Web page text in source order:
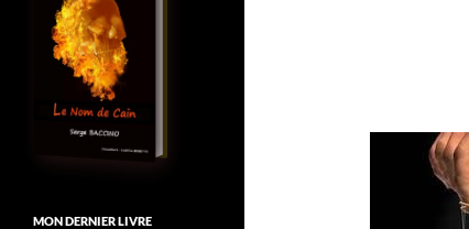
MON DERNIER LIVRE